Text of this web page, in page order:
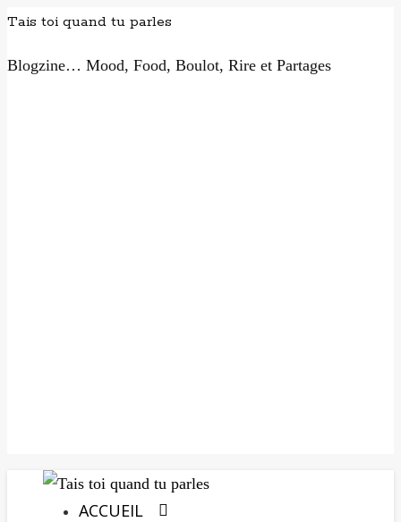
Tais toi quand tu parles
Blogzine… Mood, Food, Boulot, Rire et Partages
ACCUEIL